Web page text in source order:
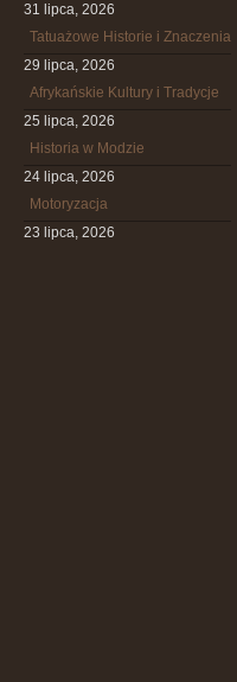
31 lipca, 2026
Tatuażowe Historie i Znaczenia
29 lipca, 2026
Afrykańskie Kultury i Tradycje
25 lipca, 2026
Historia w Modzie
24 lipca, 2026
Motoryzacja
23 lipca, 2026